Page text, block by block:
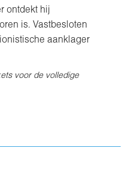
ontdekt hij
is. Vastbesloten
aanklager
voor de volledige